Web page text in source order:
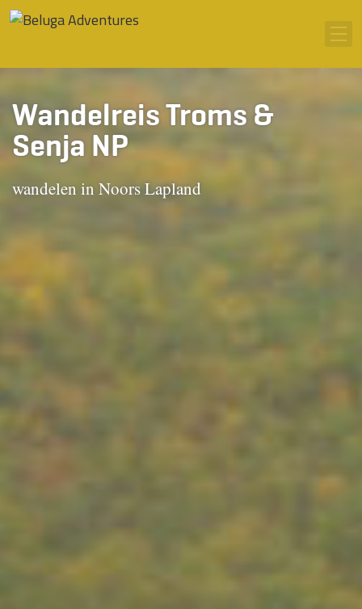
Ga naar inhoud
Wandelreis Troms &
Senja NP
wandelen in Noors Lapland